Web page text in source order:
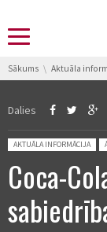
You are here:
Sākums Aktuāla
Dalies
Posted in:
AKTUĀLA INFORMĀCIJA
Coca-